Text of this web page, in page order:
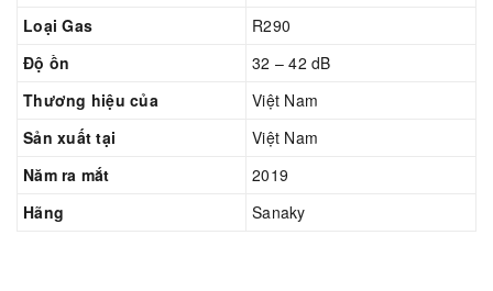
Loại Gas
R290
Độ ồn
32 – 42 dB
Thương hiệu của
Việt Nam
Sản xuất tại
Việt Nam
Năm ra mắt
2019
Hãng
Sanaky